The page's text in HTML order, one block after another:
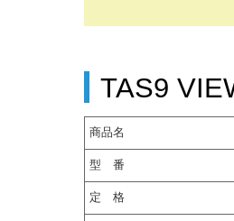
TAS9
商品名
型 番
定 格